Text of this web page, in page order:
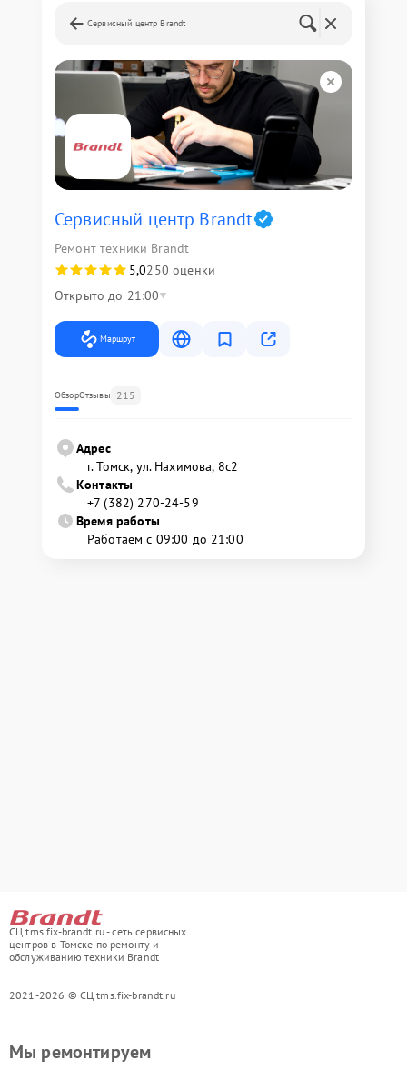
Сервисный центр Brandt
Сервисный центр Brandt
Ремонт техники Brandt
5,0250 оценки
Открыто до 21:00
Маршрут
ОбзорОтзывы 215
Адрес
г. Томск, ул. Нахимова, 8с2
Контакты
+7 (382) 270-24-59
Время работы
Работаем с 09:00 до 21:00
СЦ tms.fix-brandt.ru - сеть сервисных
центров в Томске по ремонту и
обслуживанию техники Brandt
2021-2026 © СЦ tms.fix-brandt.ru
Мы ремонтируем